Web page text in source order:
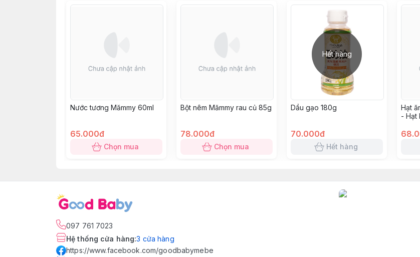
Nước tương Mămmy 60ml
65.000đ
Chọn mua
Bột nêm Mămmy rau củ 85g
78.000đ
Chọn mua
Hết hàng
Dầu gạo 180g
70.000đ
Hết hàng
Hạt
- Hạt
097 761 7023
Hệ thống cửa hàng:3 cửa hàng
https://www.facebook.com/goodbabymebe